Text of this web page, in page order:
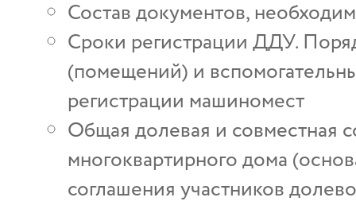
Состав документов,
Сроки регистрации ДДУ.
(помещений) и
регистрации машиномест
Общая долевая и совместная
многоквартирного дома
соглашения участников